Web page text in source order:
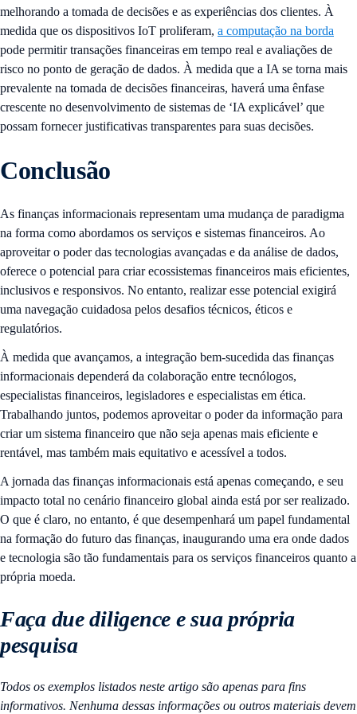
melhorando a tomada de decisões e as experiências dos clientes. À
medida que os dispositivos IoT proliferam, a computação na borda
pode permitir transações financeiras em tempo real e avaliações de
risco no ponto de geração de dados. À medida que a IA se torna mais
prevalente na tomada de decisões financeiras, haverá uma ênfase
crescente no desenvolvimento de sistemas de ‘IA explicável’ que
possam fornecer justificativas transparentes para suas decisões.
Conclusão
As finanças informacionais representam uma mudança de paradigma
na forma como abordamos os serviços e sistemas financeiros. Ao
aproveitar o poder das tecnologias avançadas e da análise de dados,
oferece o potencial para criar ecossistemas financeiros mais eficientes,
inclusivos e responsivos. No entanto, realizar esse potencial exigirá
uma navegação cuidadosa pelos desafios técnicos, éticos e
regulatórios.
À medida que avançamos, a integração bem-sucedida das finanças
informacionais dependerá da colaboração entre tecnólogos,
especialistas financeiros, legisladores e especialistas em ética.
Trabalhando juntos, podemos aproveitar o poder da informação para
criar um sistema financeiro que não seja apenas mais eficiente e
rentável, mas também mais equitativo e acessível a todos.
A jornada das finanças informacionais está apenas começando, e seu
impacto total no cenário financeiro global ainda está por ser realizado.
O que é claro, no entanto, é que desempenhará um papel fundamental
na formação do futuro das finanças, inaugurando uma era onde dados
e tecnologia são tão fundamentais para os serviços financeiros quanto a
própria moeda.
Faça due diligence e sua própria
pesquisa
Todos os exemplos listados neste artigo são apenas para fins
informativos. Nenhuma dessas informações ou outros materiais devem